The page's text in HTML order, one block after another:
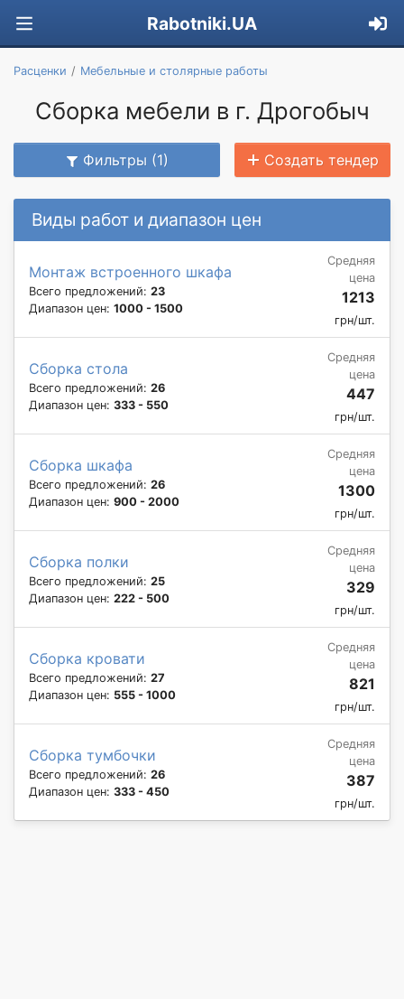
Rabotniki.UA
Расценки Мебельные и столярные работы
Сборка мебели в г. Дрогобыч
Фильтры (1) Создать тендер
Виды работ и диапазон цен
Монтаж встроенного шкафа
Всего предложений: 23
Диапазон цен: 1000 - 1500
Средняя
цена
1213
грн/шт.
Сборка стола
Всего предложений: 26
Диапазон цен: 333 - 550
Средняя
цена
447
грн/шт.
Сборка шкафа
Всего предложений: 26
Диапазон цен: 900 - 2000
Средняя
цена
1300
грн/шт.
Сборка полки
Всего предложений: 25
Диапазон цен: 222 - 500
Средняя
цена
329
грн/шт.
Сборка кровати
Всего предложений: 27
Диапазон цен: 555 - 1000
Средняя
цена
821
грн/шт.
Сборка тумбочки
Всего предложений: 26
Диапазон цен: 333 - 450
Средняя
цена
387
грн/шт.